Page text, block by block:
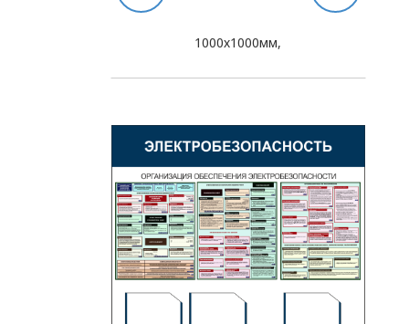
1000х1000мм,